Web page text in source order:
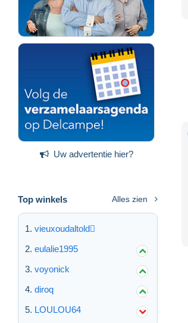
Uw advertentie hier?
Top winkels Alles zien
vieuxoudaltold
eulalie1995
voyonick
diroq
LOULOU64